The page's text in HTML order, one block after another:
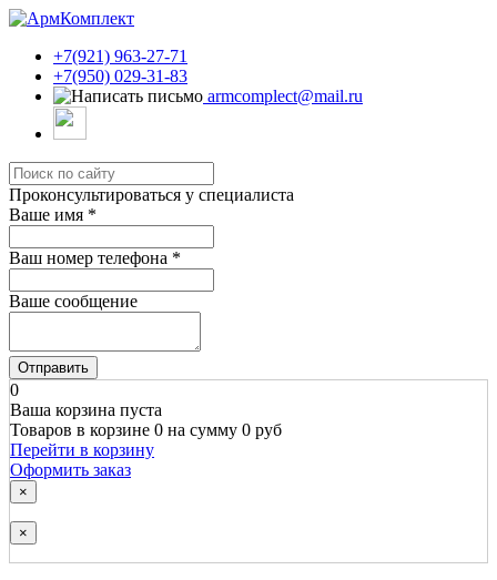
+7(921) 963-27-71
+7(950) 029-31-83
armcomplect@mail.ru
Проконсультироваться у специалиста
Ваше имя *
Ваш номер телефона *
Ваше сообщение
Отправить
0
Ваша корзина пуста
Товаров в корзине 0 на сумму 0 руб
Перейти в корзину
Оформить заказ
×
×